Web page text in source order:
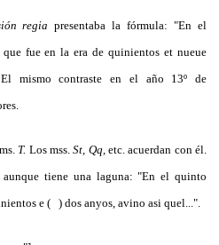
regiapresenta­ba la fórmula: "En el
fue en la era de quinientos et nueue
mismo contraste en el año 13º de
T. Los mss.St, Qq, etc. acuerdan con él.
aun­que tiene una laguna: "En el quinto
e ( ) dos anyos, avino asi quel...".